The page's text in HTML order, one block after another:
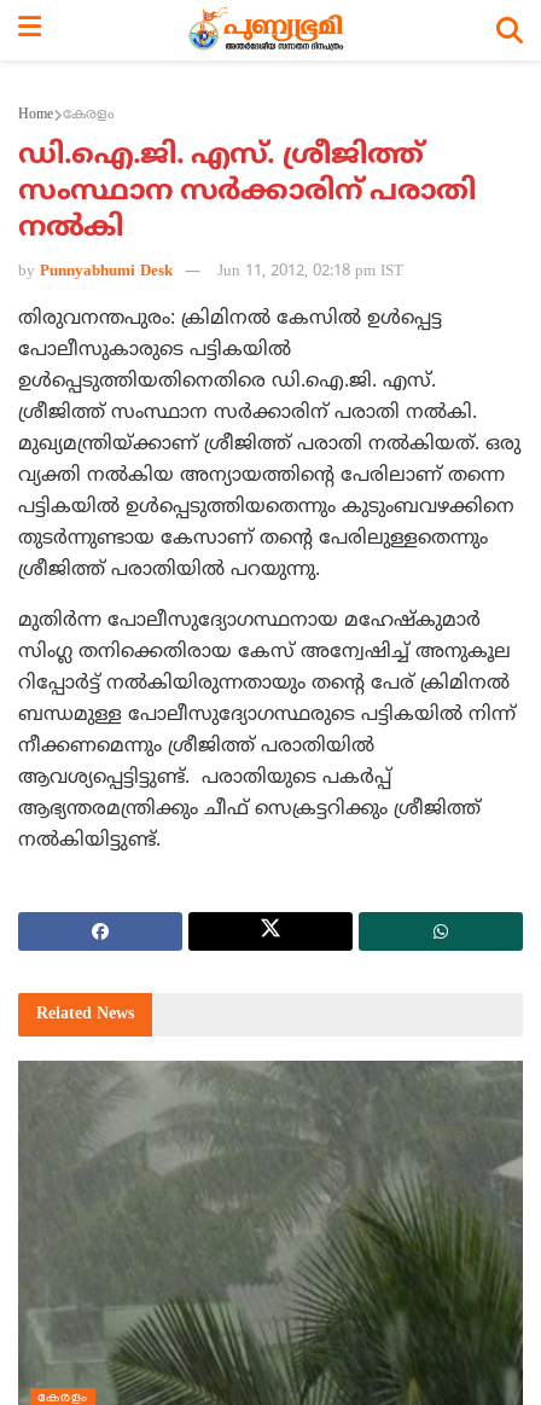
Home കേരളം
ഡി.ഐ.ജി. എസ്. ശ്രീജിത്ത്
സംസ്ഥാന സര്‍ക്കാരിന് പരാതി
നല്‍കി
by Punnyabhumi Desk Jun 11, 2012, 02:18 pm IST
തിരുവനന്തപുരം: ക്രിമിനല്‍ കേസില്‍ ഉള്‍പ്പെട്ട
പോലീസുകാരുടെ പട്ടികയില്‍
ഉള്‍പ്പെടുത്തിയതിനെതിരെ ഡി.ഐ.ജി. എസ്.
ശ്രീജിത്ത് സംസ്ഥാന സര്‍ക്കാരിന് പരാതി നല്‍കി.
മുഖ്യമന്ത്രിയ്ക്കാണ് ശ്രീജിത്ത് പരാതി നല്‍കിയത്. ഒരു
വ്യക്തി നല്‍കിയ അന്യായത്തിന്റെ പേരിലാണ് തന്നെ
പട്ടികയില്‍ ഉള്‍പ്പെടുത്തിയതെന്നും കുടുംബവഴക്കിനെ
തുടര്‍ന്നുണ്ടായ കേസാണ് തന്റെ പേരിലുള്ളതെന്നും
ശ്രീജിത്ത് പരാതിയില്‍ പറയുന്നു.
മുതിര്‍ന്ന പോലീസുദ്യോഗസ്ഥനായ മഹേഷ്‌കുമാര്‍
സിംഗ്ല തനിക്കെതിരായ കേസ് അന്വേഷിച്ച് അനുകൂല
റിപ്പോര്‍ട്ട് നല്‍കിയിരുന്നതായും തന്റെ പേര് ക്രിമിനല്‍
ബന്ധമുള്ള പോലീസുദ്യോഗസ്ഥരുടെ പട്ടികയില്‍ നിന്ന്
നീക്കണമെന്നും ശ്രീജിത്ത് പരാതിയില്‍
ആവശ്യപ്പെട്ടിട്ടുണ്ട്. പരാതിയുടെ പകര്‍പ്പ്
ആഭ്യന്തരമന്ത്രിക്കും ചീഫ് സെക്രട്ടറിക്കും ശ്രീജിത്ത്
നല്‍കിയിട്ടുണ്ട്.
Related News
കേരളം